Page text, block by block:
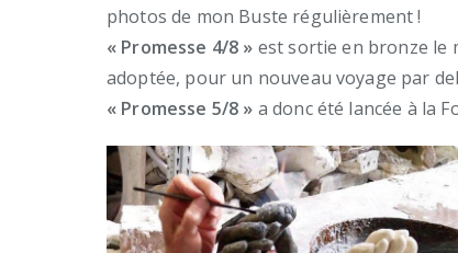
photos de mon Buste régulièrement !
« Promesse 4/8 » est sortie en bronze le
adoptée, pour un nouveau voyage par
« Promesse 5/8 » a donc été lancée à la